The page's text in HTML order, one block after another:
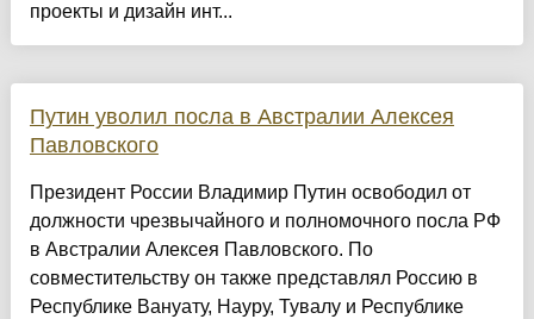
проекты и дизайн инт...
Путин уволил посла в Австралии Алексея
Павловского
Президент России Владимир Путин освободил от
должности чрезвычайного и полномочного посла РФ
в Австралии Алексея Павловского. По
совместительству он также представлял Россию в
Республике Вануату, Науру, Тувалу и Республике